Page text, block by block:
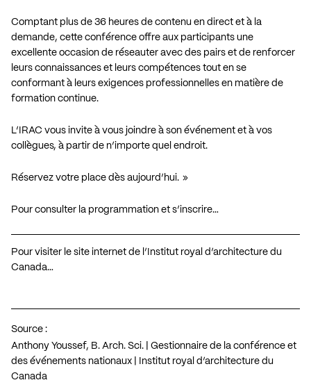
Comptant plus de 36 heures de contenu en direct et à la
demande, cette conférence offre aux participants une
excellente occasion de réseauter avec des pairs et de renforcer
leurs connaissances et leurs compétences tout en se
conformant à leurs exigences professionnelles en matière de
formation continue.
L’IRAC vous invite à vous joindre à son événement et à vos
collègues, à partir de n’importe quel endroit.
Réservez votre place dès aujourd’hui. »
Pour consulter la programmation et s’inscrire…
Pour visiter le site internet de l’Institut royal d’architecture du
Canada…
Source :
Anthony Youssef, B. Arch. Sci. | Gestionnaire de la conférence et
des événements nationaux | Institut royal d’architecture du
Canada